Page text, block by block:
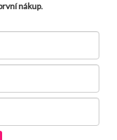
zboží
nákup.